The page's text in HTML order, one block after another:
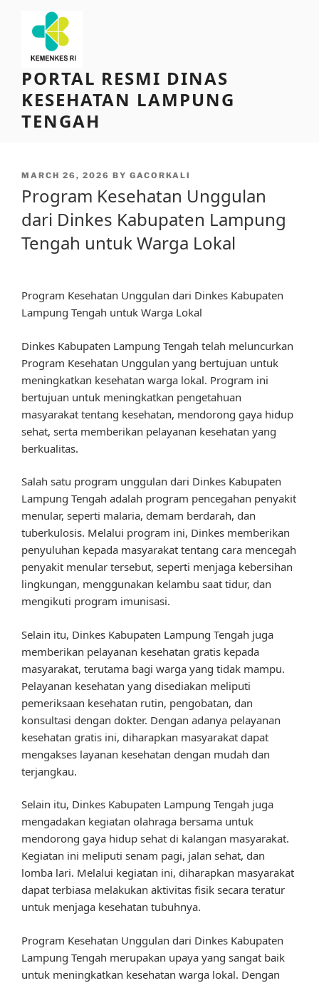
content
PORTAL RESMI DINAS
KESEHATAN LAMPUNG
TENGAH
POSTED
MARCH 26, 2026 BY GACORKALI
Program Kesehatan Unggulan
dari Dinkes Kabupaten Lampung
Tengah untuk Warga Lokal
Program Kesehatan Unggulan dari Dinkes Kabupaten
Lampung Tengah untuk Warga Lokal
Dinkes Kabupaten Lampung Tengah telah meluncurkan
Program Kesehatan Unggulan yang bertujuan untuk
meningkatkan kesehatan warga lokal. Program ini
bertujuan untuk meningkatkan pengetahuan
masyarakat tentang kesehatan, mendorong gaya hidup
sehat, serta memberikan pelayanan kesehatan yang
berkualitas.
Salah satu program unggulan dari Dinkes Kabupaten
Lampung Tengah adalah program pencegahan penyakit
menular, seperti malaria, demam berdarah, dan
tuberkulosis. Melalui program ini, Dinkes memberikan
penyuluhan kepada masyarakat tentang cara mencegah
penyakit menular tersebut, seperti menjaga kebersihan
lingkungan, menggunakan kelambu saat tidur, dan
mengikuti program imunisasi.
Selain itu, Dinkes Kabupaten Lampung Tengah juga
memberikan pelayanan kesehatan gratis kepada
masyarakat, terutama bagi warga yang tidak mampu.
Pelayanan kesehatan yang disediakan meliputi
pemeriksaan kesehatan rutin, pengobatan, dan
konsultasi dengan dokter. Dengan adanya pelayanan
kesehatan gratis ini, diharapkan masyarakat dapat
mengakses layanan kesehatan dengan mudah dan
terjangkau.
Selain itu, Dinkes Kabupaten Lampung Tengah juga
mengadakan kegiatan olahraga bersama untuk
mendorong gaya hidup sehat di kalangan masyarakat.
Kegiatan ini meliputi senam pagi, jalan sehat, dan
lomba lari. Melalui kegiatan ini, diharapkan masyarakat
dapat terbiasa melakukan aktivitas fisik secara teratur
untuk menjaga kesehatan tubuhnya.
Program Kesehatan Unggulan dari Dinkes Kabupaten
Lampung Tengah merupakan upaya yang sangat baik
untuk meningkatkan kesehatan warga lokal. Dengan